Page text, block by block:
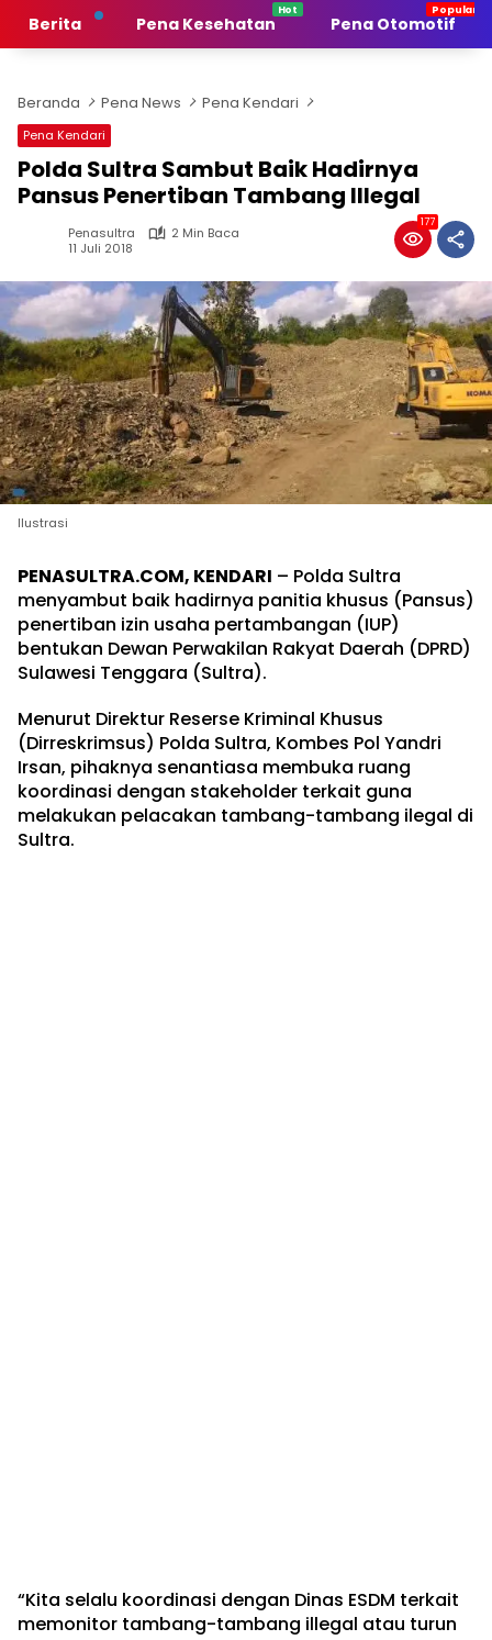
Berita Pena Kesehatan Pena Otomotif
Beranda Pena News Pena Kendari
Pena Kendari
Polda Sultra Sambut Baik Hadirnya
Pansus Penertiban Tambang Illegal
Penasultra
2 Min Baca
11 Juli 2018
177
Ilustrasi
PENASULTRA.COM, KENDARI – Polda Sultra
menyambut baik hadirnya panitia khusus (Pansus)
penertiban izin usaha pertambangan (IUP)
bentukan Dewan Perwakilan Rakyat Daerah (DPRD)
Sulawesi Tenggara (Sultra).
Menurut Direktur Reserse Kriminal Khusus
(Dirreskrimsus) Polda Sultra, Kombes Pol Yandri
Irsan, pihaknya senantiasa membuka ruang
koordinasi dengan stakeholder terkait guna
melakukan pelacakan tambang-tambang ilegal di
Sultra.
“Kita selalu koordinasi dengan Dinas ESDM terkait
memonitor tambang-tambang illegal atau turun